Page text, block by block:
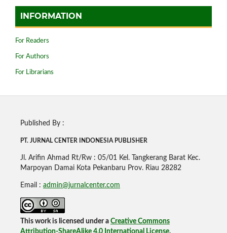
INFORMATION
For Readers
For Authors
For Librarians
Published By :
PT. JURNAL CENTER INDONESIA PUBLISHER
Jl. Arifin Ahmad Rt/Rw : 05/01 Kel. Tangkerang Barat Kec.
Marpoyan Damai Kota Pekanbaru Prov. Riau 28282
Email : admin@jurnalcenter.com
This work is licensed under a Creative Commons
Attribution-ShareAlike 4.0 International License.